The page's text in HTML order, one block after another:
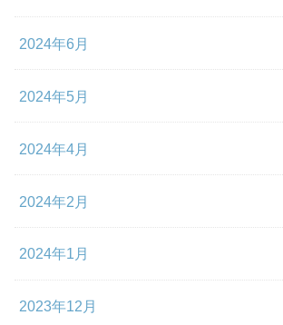
2024年6月
2024年5月
2024年4月
2024年2月
2024年1月
2023年12月